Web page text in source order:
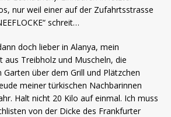
nur weil einer auf der Zufahrtsstrasse
schreit…
doch lieber in Alanya, mein
aus Treibholz und Muscheln, die
über dem Grill und Plätzchen
meiner türkischen Nachbarinnen
Halt nicht 20 Kilo auf einmal. Ich muss
von der Dicke des Frankfurter